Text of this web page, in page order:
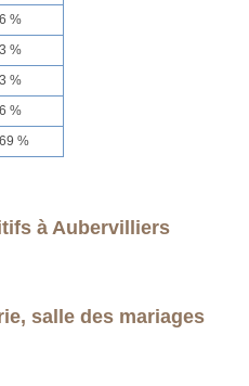
%
%
%
%
%
à Aubervilliers
salle des mariages